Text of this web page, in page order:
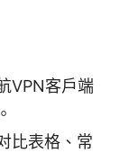
VPN客户端
比表格、常